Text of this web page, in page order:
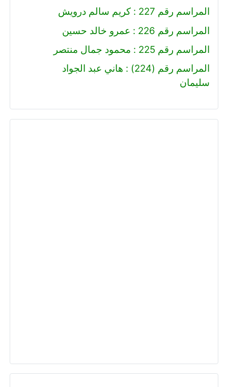
المراسم رقم 227 : كريم سالم درويش
المراسم رقم 226 : عمرو خالد حسين
المراسم رقم 225 : محمود جمال منتصر
المراسم رقم (224) : هاني عبد الجواد
سليمان